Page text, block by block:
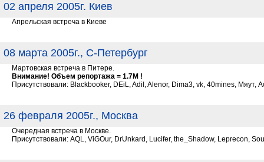
02 апреля 2005г. Киев
Апрельская встреча в Киеве
08 марта 2005г., С-Петербург
Мартовская встреча в Питере.
Внимание! Объем репортажа = 1.7М !
Присутствовали: Blackbooker, DEiL, Adil, Alenor, Dima3, vk, 40mines, Мяут,
26 февраля 2005г., Москва
Очередная встреча в Москве.
Присутствовали: AQL, ViGOur, DrUnkard, Lucifer, the_Shadow, Leprecon,